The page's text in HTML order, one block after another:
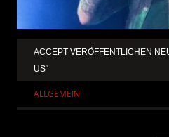
ACCEPT VERÖFFENTLICHEN
US“
ALLGEMEIN